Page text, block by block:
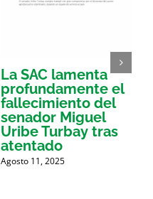
La SAC lamenta
profundamente el
fallecimiento del
senador Miguel
Uribe Turbay tras
atentado
Agosto 11, 2025